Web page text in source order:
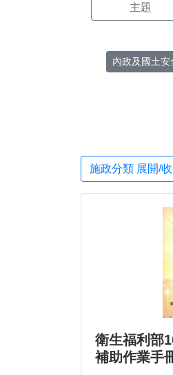
主題
內政及國土安
施政分類 展開/
衛生福利部
補助作業手